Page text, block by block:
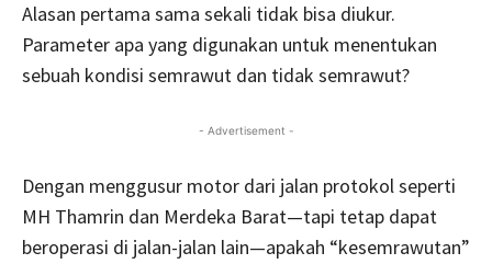
Alasan pertama sama sekali tidak bisa diukur.
Parameter apa yang digunakan untuk menentukan
sebuah kondisi semrawut dan tidak semrawut?
- Advertisement -
Dengan menggusur motor dari jalan protokol seperti
MH Thamrin dan Merdeka Barat—tapi tetap dapat
beroperasi di jalan-jalan lain—apakah “kesemrawutan”